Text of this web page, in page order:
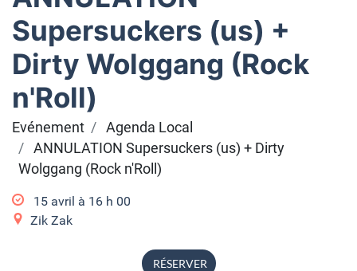
Supersuckers (us) +
Dirty Wolggang (Rock
n'Roll)
Evénement
Agenda Local
ANNULATION Supersuckers (us) + Dirty
Wolggang (Rock n'Roll)
15 avril à 16 h 00
Zik Zak
RÉSERVER